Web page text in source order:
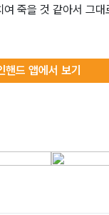
죽을 것 같아서 그
핸드 앱에서 보기